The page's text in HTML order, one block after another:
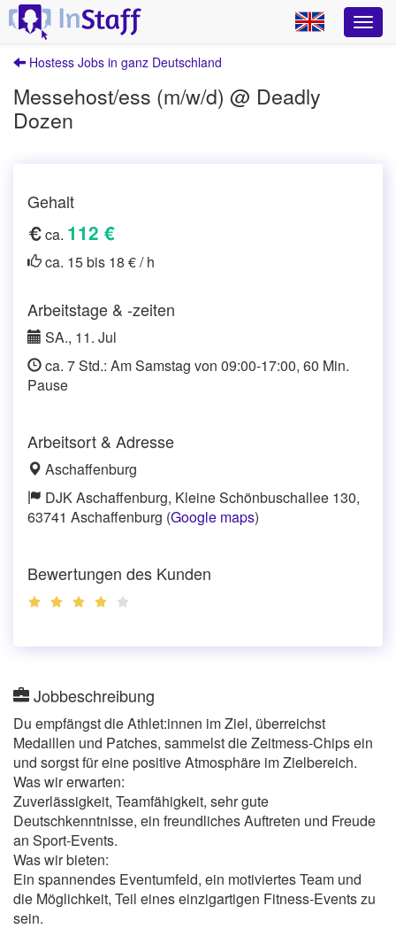
Hostess Jobs in ganz Deutschland
Messehost/ess (m/w/d) @ Deadly
Dozen
Gehalt
ca. 112 €
ca. 15 bis 18 € / h
Arbeitstage & -zeiten
SA., 11. Jul
ca. 7 Std.: Am Samstag von 09:00-17:00, 60 Min.
Pause
Arbeitsort & Adresse
Aschaffenburg
DJK Aschaffenburg, Kleine Schönbuschallee 130,
63741 Aschaffenburg (Google maps)
Bewertungen des Kunden
Jobbeschreibung
Du empfängst die Athlet:innen im Ziel, überreichst
Medaillen und Patches, sammelst die Zeitmess-Chips ein
und sorgst für eine positive Atmosphäre im Zielbereich.
Was wir erwarten:
Zuverlässigkeit, Teamfähigkeit, sehr gute
Deutschkenntnisse, ein freundliches Auftreten und Freude
an Sport-Events.
Was wir bieten:
Ein spannendes Eventumfeld, ein motiviertes Team und
die Möglichkeit, Teil eines einzigartigen Fitness-Events zu
sein.